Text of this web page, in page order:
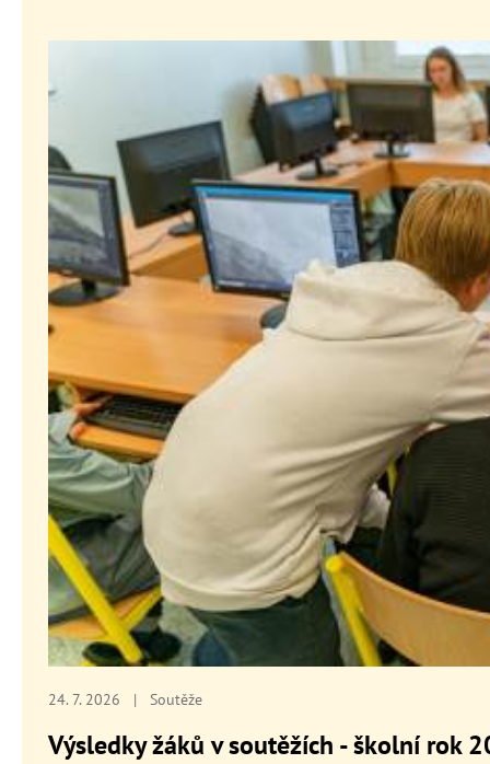
24. 7. 2026 | Soutěže
Výsledky žáků v soutěžích - školní rok